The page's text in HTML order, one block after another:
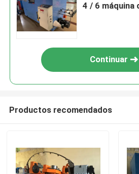
4 / 6 máquina
Continuar
Productos recomendados